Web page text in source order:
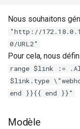
Nous souhaitons
"http://
0/URL2"
Pour cela, nous
range $link :=
$link.type
end }}{{ end }}"
Modèle